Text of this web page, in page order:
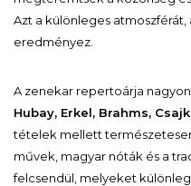
Azt a különleges
eredményez.
A zenekar repertoárja nagyon
Hubay, Erkel, Brahms,
tételek mellett
művek, magyar nóták és a
felcsendül, melyeket